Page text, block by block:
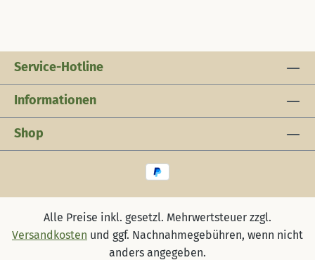
Service-Hotline
Informationen
Shop
Alle Preise inkl. gesetzl. Mehrwertsteuer zzgl.
Versandkosten und ggf. Nachnahmegebühren, wenn nicht
anders angegeben.